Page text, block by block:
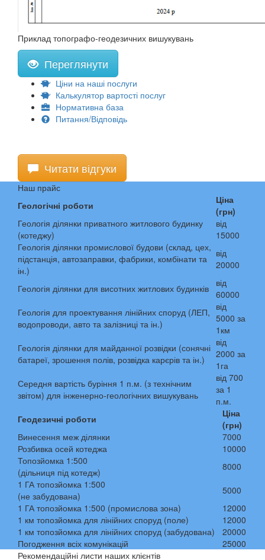
Приклад топографо-геодезичних вишукувань
Переглянути
Ціни на наші послуги
Калькулятор вартості послуг
Нормативна база
Питання/Відповідь
Читати відгуки
Наш прайс
Геологічні роботи
Ціна
(грн)
Геологія ділянки приватного житлового будинку
(котеджу)
від
15000
Геологія ділянки промислової будови (склад, цех,
підстанція, автозаправки, фабрики, комбінати та
ін.)
від
20000
Геологія ділянки для висотних житлових будинків
від
60000
Геологія для проектування лінійних споруд (ЛЕП,
водопроводи, авто та залізниці та ін.)
від
5000 за
1км
Геологія ділянки для майданної розвідки (сонячні
батареї, зрошення полів, розвідка карєрів та ін.)
від
2000 за
1га
Середня вартість буріння 1 п.м. (з технічним
звітом) для інженерно-геологічних вишукувань
від 700
за 1
п.м.
Геодезичні роботи
Ціна
(грн)
Винесення меж ділянки
7000
Розбивка осей котеджа
10000
Топозйомка 1:500
(дільниця під котедж)
8000
1 ГА топозйомка 1:500
(не забудована)
5000
1 ГА топозйомка 1:500 (промислова зона)
12000
1 км топозйомка для лінійних споруд (поле)
12000
1 км топозйомка для лінійних споруд (забудована)
20000
Погодження всіх комунікацій
25000
Рекомендаційні листи наших клієнтів